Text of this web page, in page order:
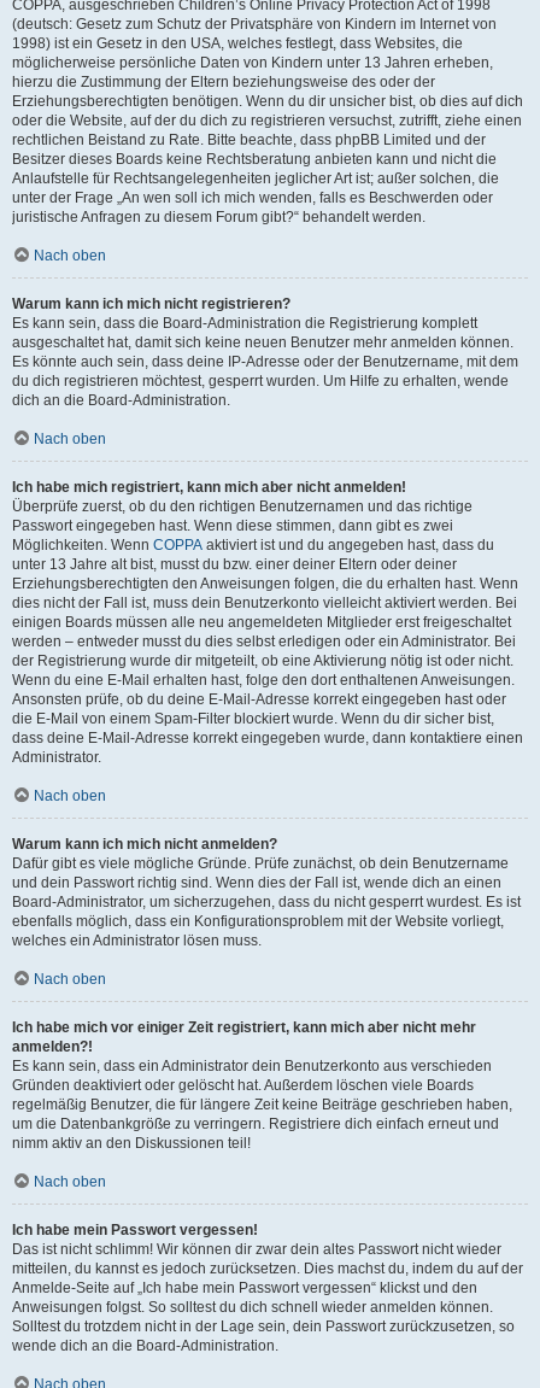
COPPA, ausgeschrieben Children’s Online Privacy Protection Act of 1998
(deutsch: Gesetz zum Schutz der Privatsphäre von Kindern im Internet von
1998) ist ein Gesetz in den USA, welches festlegt, dass Websites, die
möglicherweise persönliche Daten von Kindern unter 13 Jahren erheben,
hierzu die Zustimmung der Eltern beziehungsweise des oder der
Erziehungsberechtigten benötigen. Wenn du dir unsicher bist, ob dies auf dich
oder die Website, auf der du dich zu registrieren versuchst, zutrifft, ziehe einen
rechtlichen Beistand zu Rate. Bitte beachte, dass phpBB Limited und der
Besitzer dieses Boards keine Rechtsberatung anbieten kann und nicht die
Anlaufstelle für Rechtsangelegenheiten jeglicher Art ist; außer solchen, die
unter der Frage „An wen soll ich mich wenden, falls es Beschwerden oder
juristische Anfragen zu diesem Forum gibt?“ behandelt werden.
Nach oben
Warum kann ich mich nicht registrieren?
Es kann sein, dass die Board-Administration die Registrierung komplett
ausgeschaltet hat, damit sich keine neuen Benutzer mehr anmelden können.
Es könnte auch sein, dass deine IP-Adresse oder der Benutzername, mit dem
du dich registrieren möchtest, gesperrt wurden. Um Hilfe zu erhalten, wende
dich an die Board-Administration.
Nach oben
Ich habe mich registriert, kann mich aber nicht anmelden!
Überprüfe zuerst, ob du den richtigen Benutzernamen und das richtige
Passwort eingegeben hast. Wenn diese stimmen, dann gibt es zwei
Möglichkeiten. Wenn COPPA aktiviert ist und du angegeben hast, dass du
unter 13 Jahre alt bist, musst du bzw. einer deiner Eltern oder deiner
Erziehungsberechtigten den Anweisungen folgen, die du erhalten hast. Wenn
dies nicht der Fall ist, muss dein Benutzerkonto vielleicht aktiviert werden. Bei
einigen Boards müssen alle neu angemeldeten Mitglieder erst freigeschaltet
werden – entweder musst du dies selbst erledigen oder ein Administrator. Bei
der Registrierung wurde dir mitgeteilt, ob eine Aktivierung nötig ist oder nicht.
Wenn du eine E-Mail erhalten hast, folge den dort enthaltenen Anweisungen.
Ansonsten prüfe, ob du deine E-Mail-Adresse korrekt eingegeben hast oder
die E-Mail von einem Spam-Filter blockiert wurde. Wenn du dir sicher bist,
dass deine E-Mail-Adresse korrekt eingegeben wurde, dann kontaktiere einen
Administrator.
Nach oben
Warum kann ich mich nicht anmelden?
Dafür gibt es viele mögliche Gründe. Prüfe zunächst, ob dein Benutzername
und dein Passwort richtig sind. Wenn dies der Fall ist, wende dich an einen
Board-Administrator, um sicherzugehen, dass du nicht gesperrt wurdest. Es ist
ebenfalls möglich, dass ein Konfigurationsproblem mit der Website vorliegt,
welches ein Administrator lösen muss.
Nach oben
Ich habe mich vor einiger Zeit registriert, kann mich aber nicht mehr
anmelden?!
Es kann sein, dass ein Administrator dein Benutzerkonto aus verschieden
Gründen deaktiviert oder gelöscht hat. Außerdem löschen viele Boards
regelmäßig Benutzer, die für längere Zeit keine Beiträge geschrieben haben,
um die Datenbankgröße zu verringern. Registriere dich einfach erneut und
nimm aktiv an den Diskussionen teil!
Nach oben
Ich habe mein Passwort vergessen!
Das ist nicht schlimm! Wir können dir zwar dein altes Passwort nicht wieder
mitteilen, du kannst es jedoch zurücksetzen. Dies machst du, indem du auf der
Anmelde-Seite auf „Ich habe mein Passwort vergessen“ klickst und den
Anweisungen folgst. So solltest du dich schnell wieder anmelden können.
Solltest du trotzdem nicht in der Lage sein, dein Passwort zurückzusetzen, so
wende dich an die Board-Administration.
Nach oben